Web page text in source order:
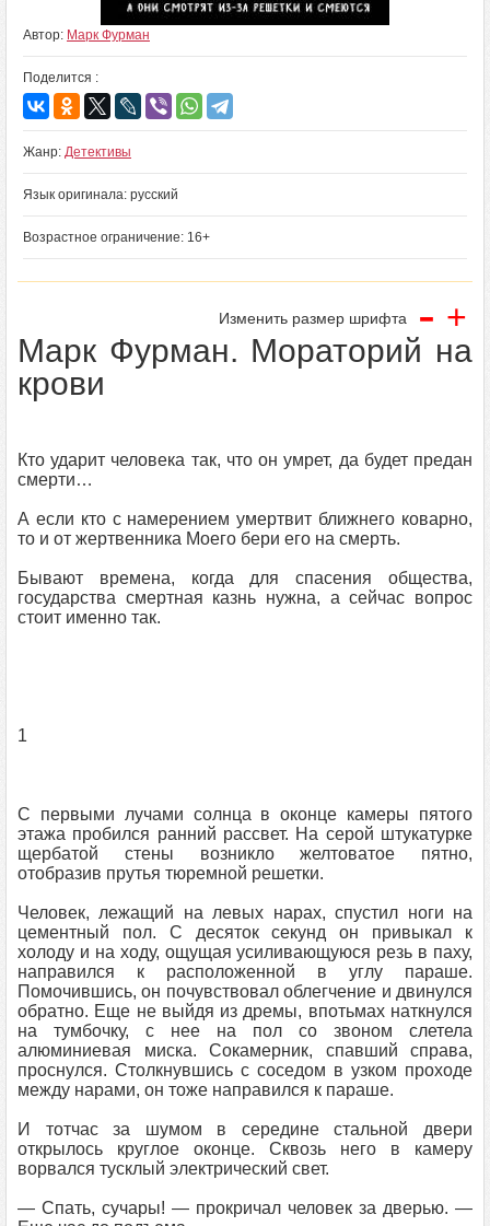
Автор: Марк Фурман
Поделится :
Жанр: Детективы
Язык оригинала: русский
Возрастное ограничение: 16+
Изменить размер шрифта - +
Марк Фурман. Мораторий на
крови
Кто ударит человека так, что он умрет, да будет предан
смерти…
А если кто с намерением умертвит ближнего коварно,
то и от жертвенника Моего бери его на смерть.
Бывают времена, когда для спасения общества,
государства смертная казнь нужна, а сейчас вопрос
стоит именно так.
1
C первыми лучами солнца в оконце камеры пятого
этажа пробился ранний рассвет. На серой штукатурке
щербатой стены возникло желтоватое пятно,
отобразив прутья тюремной решетки.
Человек, лежащий на левых нарах, спустил ноги на
цементный пол. С десяток секунд он привыкал к
холоду и на ходу, ощущая усиливающуюся резь в паху,
направился к расположенной в углу параше.
Помочившись, он почувствовал облегчение и двинулся
обратно. Еще не выйдя из дремы, впотьмах наткнулся
на тумбочку, с нее на пол со звоном слетела
алюминиевая миска. Сокамерник, спавший справа,
проснулся. Столкнувшись с соседом в узком проходе
между нарами, он тоже направился к параше.
И тотчас за шумом в середине стальной двери
открылось круглое оконце. Сквозь него в камеру
ворвался тусклый электрический свет.
— Спать, сучары! — прокричал человек за дверью. —